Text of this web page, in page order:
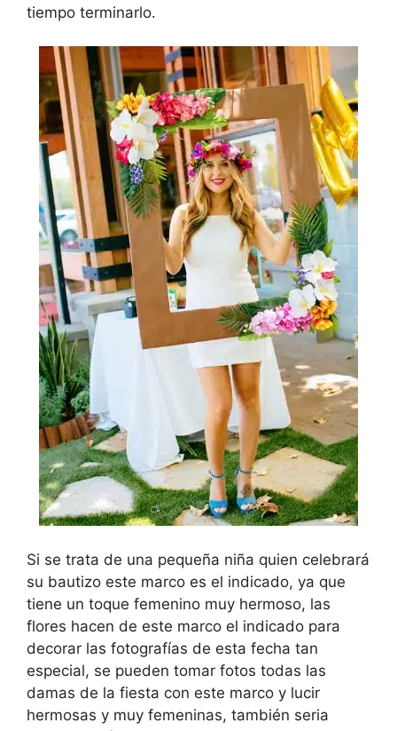
tiempo terminarlo.
Si se trata de una pequeña niña quien celebrará
su bautizo este marco es el indicado, ya que
tiene un toque femenino muy hermoso, las
flores hacen de este marco el indicado para
decorar las fotografías de esta fecha tan
especial, se pueden tomar fotos todas las
damas de la fiesta con este marco y lucir
hermosas y muy femeninas, también seria